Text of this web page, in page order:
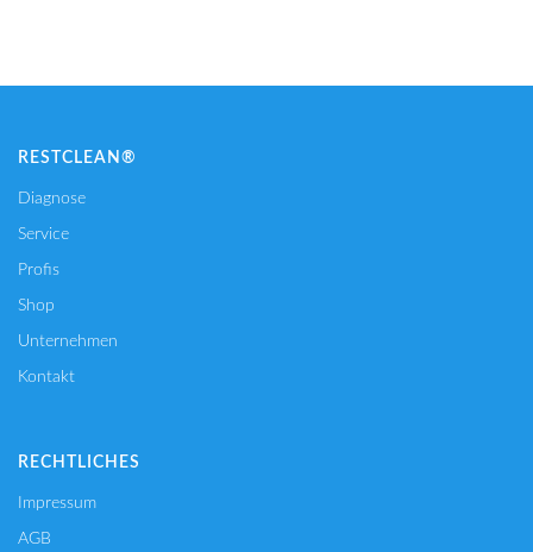
RESTCLEAN®
Diagnose
Service
Profis
Shop
Unternehmen
Kontakt
RECHTLICHES
Impressum
AGB